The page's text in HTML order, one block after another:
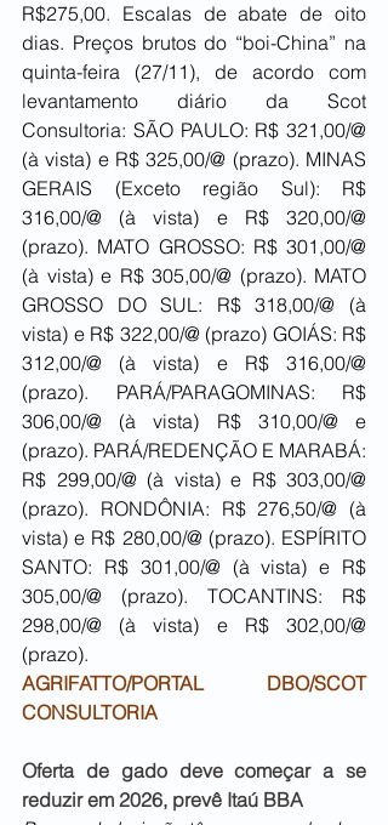
R$275,00. Escalas de abate de oito
dias. Preços brutos do “boi-China” na
quinta-feira (27/11), de acordo com
levantamento diário da Scot
Consultoria: SÃO PAULO: R$ 321,00/@
(à vista) e R$ 325,00/@ (prazo). MINAS
GERAIS (Exceto região Sul): R$
316,00/@ (à vista) e R$ 320,00/@
(prazo). MATO GROSSO: R$ 301,00/@
(à vista) e R$ 305,00/@ (prazo). MATO
GROSSO DO SUL: R$ 318,00/@ (à
vista) e R$ 322,00/@ (prazo) GOIÁS: R$
312,00/@ (à vista) e R$ 316,00/@
(prazo). PARÁ/PARAGOMINAS: R$
306,00/@ (à vista) R$ 310,00/@ e
(prazo). PARÁ/REDENÇÃO E MARABÁ:
R$ 299,00/@ (à vista) e R$ 303,00/@
(prazo). RONDÔNIA: R$ 276,50/@ (à
vista) e R$ 280,00/@ (prazo). ESPÍRITO
SANTO: R$ 301,00/@ (à vista) e R$
305,00/@ (prazo). TOCANTINS: R$
298,00/@ (à vista) e R$ 302,00/@
(prazo).
AGRIFATTO/PORTAL DBO/SCOT
CONSULTORIA
Oferta de gado deve começar a se
reduzir em 2026, prevê Itaú BBA